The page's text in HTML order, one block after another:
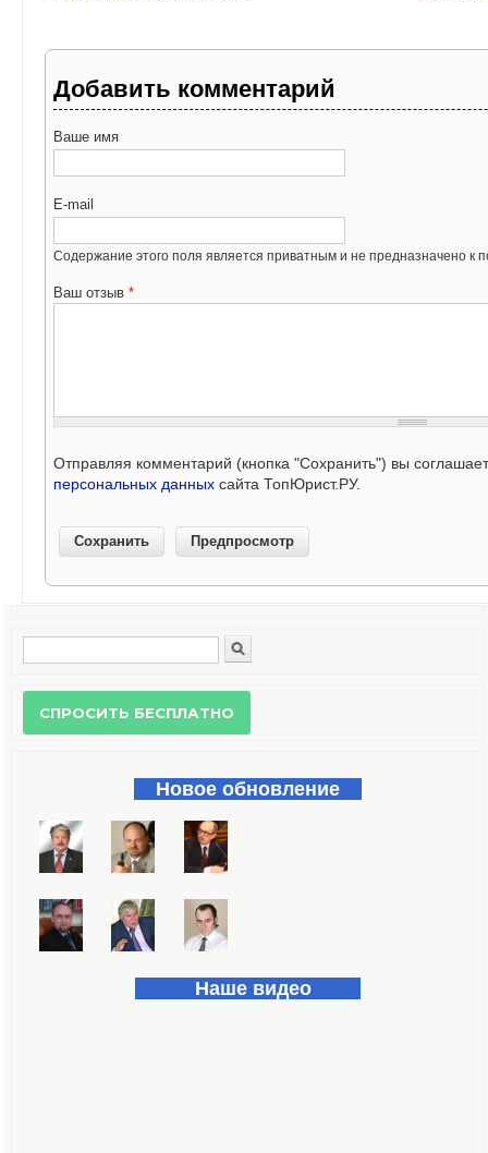
Добавить комментарий
Ваше имя
E-mail
Содержание этого поля является приватным и не предназначено к
Ваш отзыв *
Отправляя комментарий (кнопка "Сохранить") вы
персональных данных сайта ТопЮрист.РУ.
Форма поиска
Новое обновление
Наше видео